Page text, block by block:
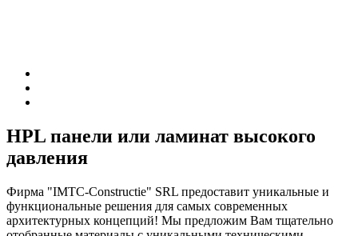
HPL панели или ламинат высокого
давления
Фирма "IMTC-Constructie" SRL предоставит уникальные и
функциональные решения для самых современных
архитектурных концепций! Мы предложим Вам тщательно